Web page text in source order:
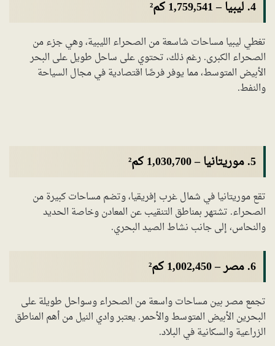
4. ليبيا–1,759,541 كم²
تغطي ليبيا مساحات شاسعة من الصحراء الليبية، وهي جزء من
الصحراء الكبرى. رغم ذلك، تحتوي على ساحل طويل على البحر
الأبيض المتوسط، مما يوفر فرصًا اقتصادية في مجال السياحة
والنفط.
5. موريتانيا–1,030,700 كم²
تقع موريتانيا في شمال غرب إفريقيا، وتضم مساحات كبيرة من
الصحراء. تشتهر بمناطق التنقيب عن المعادن وخاصة الحديد
والنحاس، إلى جانب نشاط الصيد البحري.
6. مصر–1,002,450 كم²
تجمع مصر بين مساحات واسعة من الصحراء وسواحل طويلة على
البحرين الأبيض المتوسط والأحمر. يعتبر وادي النيل من أهم المناطق
الزراعية والسكانية في البلاد.